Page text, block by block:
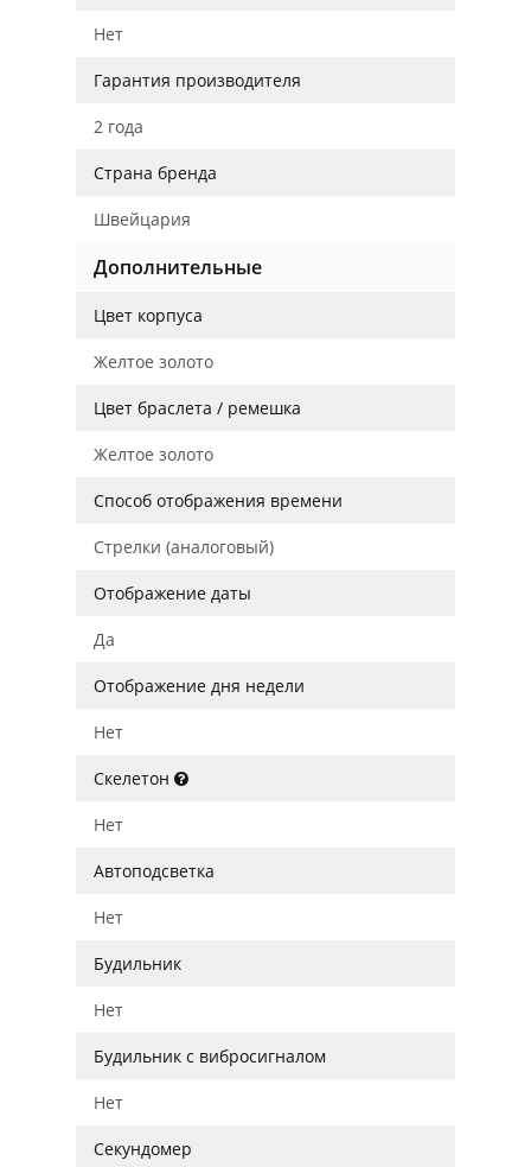
Нет
Гарантия производителя
2 года
Страна бренда
Швейцария
Дополнительные
Цвет корпуса
Желтое золото
Цвет браслета / ремешка
Желтое золото
Способ отображения времени
Стрелки (аналоговый)
Отображение даты
Да
Отображение дня недели
Нет
Скелетон
Нет
Автоподсветка
Нет
Будильник
Нет
Будильник с вибросигналом
Нет
Секундомер